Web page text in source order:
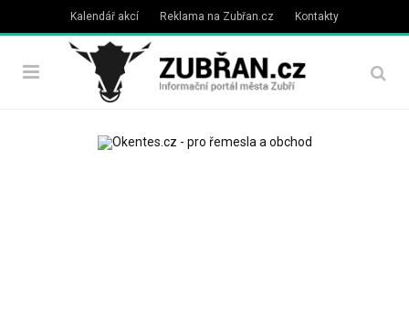
Kalendář akcí Reklama na Zubřan.cz Kontakty